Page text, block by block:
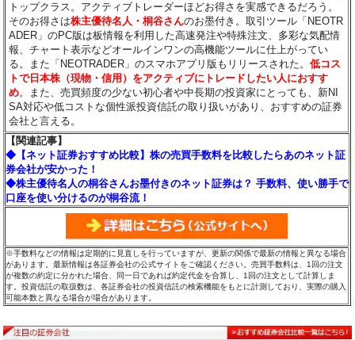
トップクラス。アクティブトレーダーほどお得さを実感できるだろう。
そのお得さは株主優待名人・桐谷さんのお墨付き。取引ツール「NEOTR
ADER」のPC版は板情報を利用した高速発注や特殊注文、多彩な気配情
報、チャート表示などオールインワンの高機能ツールに仕上がってい
る。また「NEOTRADER」のスマホアプリ版もリリースされた。低コス
トで日本株（現物・信用）をアクティブにトレードしたい人におすす
め。また、売買頻度の少ない初心者や中長期の投資家にとっても、新NI
SA対応や低コストな個性派投資信託の取り扱いがあり、おすすめの証券
会社と言える。
【関連記事】
◆【ネット証券おすすめ比較】株の売買手数料を比較したらあのネット証
券会社が安かった！
◆株主優待名人の桐谷さんお墨付きのネット証券は？ 手数料、使い勝手で
口座を使い分けるのが桐谷流！
※手数料などの情報は定期的に見直しを行っていますが、更新の関係で最新の情報と異なる場合
があります。最新情報は各証券会社の公式サイトをご確認ください。売買手数料は、1回の注文
が複数の約定に分かれた場合、同一日であれば約定代金を合算し、1回の注文として計算しま
す。投資信託の取扱数は、各証券会社の投資信託の検索機能をもとに計測しており、実際の購入
可能本数と異なる場合が場合があります。